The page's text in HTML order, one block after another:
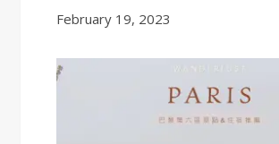
Date
February 19, 2023